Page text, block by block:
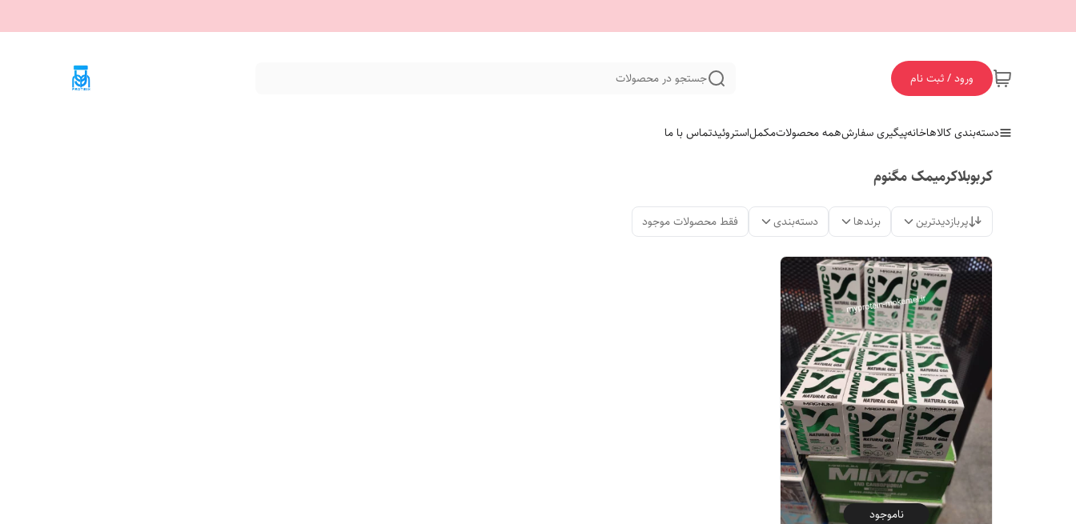
ورود / ثبت نام جستجو در محصولات
دسته‌بندی کالاهاخانهپیگیری سفارشهمه محصولاتمکملاستروئیدتماس با ما
کربوبلاکرمیمک مگنوم
پربازدیدترین برندها دسته‌بندی فقط محصولات موجود
ناموجود